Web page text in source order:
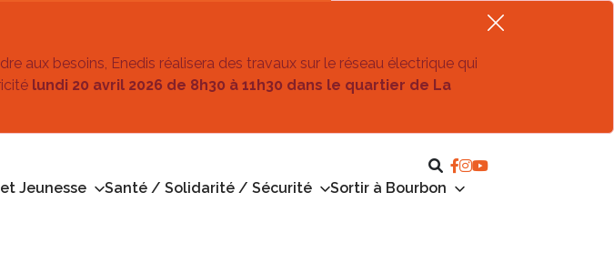
aux besoins, Enedis réalisera des travaux sur le réseau électrique qui
lundi 20 avril 2026 de 8h30 à 11h30 dans le quartier de La
Jeunesse Santé / Solidarité / Sécurité
Sortir à Bourbon